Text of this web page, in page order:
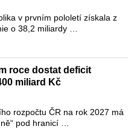
v prvním pololetí získala z
o 38,2 miliardy …
roce dostat deficit
miliard Kč
rozpočtu ČR na rok 2027 má
pod hranicí …